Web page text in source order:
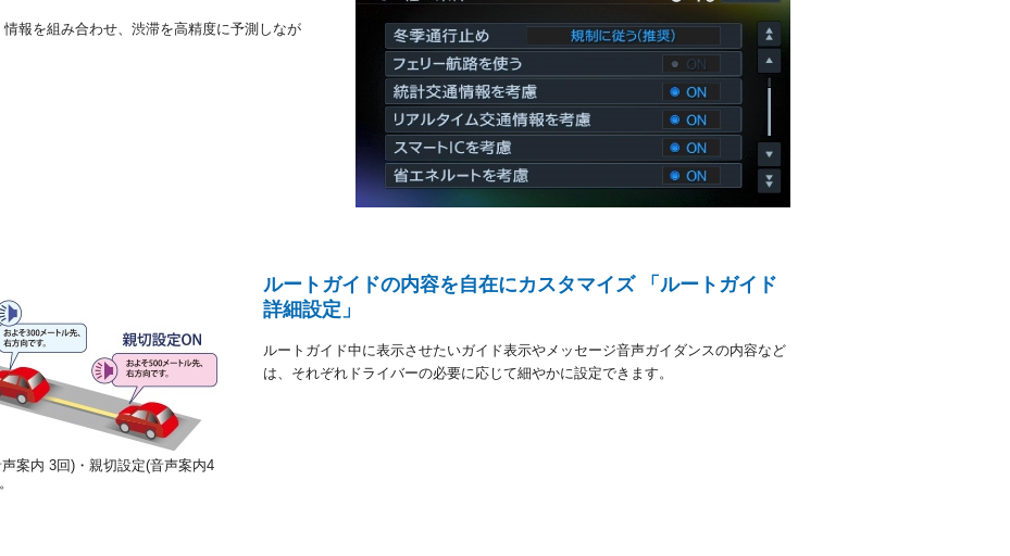
報を組み合わせ、渋滞を高精度に予測しなが
案内 3回)・親切設定(音声案内4
ルートガイドの内容を自在にカスタマイズ 「ルートガイド
詳細設定」
ルートガイド中に表示させたいガイド表示やメッセージ音声ガイダンスの内容など
は、それぞれドライバーの必要に応じて細やかに設定できます。